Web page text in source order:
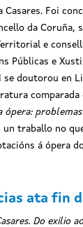
Casares. Foi
da Coruña,
e
Públicas e
se doutorou en
ópera:
un traballo no
á ópera
ata fin
Do exilio